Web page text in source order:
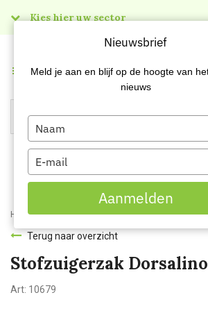
Kies hier uw sector
Menu
Home Webshop Schoonmaakmachines
Terug naar overzicht
Stofzuigerzak
Art: 10679
Nieuwsbrief
Meld je aan en blijf op de hoogte van
nieuws
Type
your
name
Type
your
email
Aanmelden